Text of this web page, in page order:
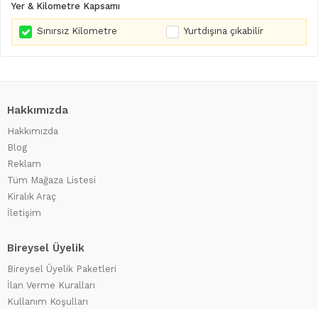
Yer & Kilometre Kapsamı
Sınırsız Kilometre Yurtdışına çıkabilir
Hakkımızda
Hakkımızda
Blog
Reklam
Tüm Mağaza Listesi
Kiralık Araç
İletişim
Bireysel Üyelik
Bireysel Üyelik Paketleri
İlan Verme Kuralları
Kullanım Koşulları